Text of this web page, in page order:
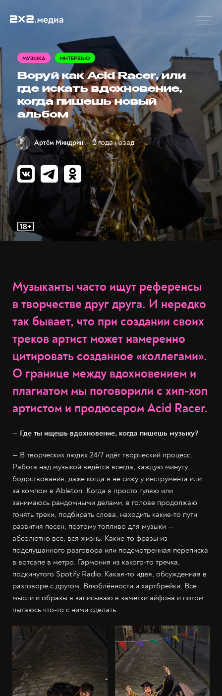
МУЗЫКА ИНТЕРВЬЮ
Воруй как Acid Racer, или
где искать вдохновение,
когда пишешь новый
альбом
Артём Миндрин — 2 года назад
Музыканты часто ищут референсы
в творчестве друг друга. И нередко
так бывает, что при создании своих
треков артист может намеренно
цитировать созданное «коллегами».
О границе между вдохновением и
плагиатом мы поговорили с хип-хоп
артистом и продюсером Acid Racer.
— Где ты ищешь вдохновение, когда пишешь музыку?
— В творческих людях 24/7 идёт творческий процесс.
Работа над музыкой ведётся всегда, каждую минуту
бодрствования, даже когда я не сижу у инструмента или
за компом в Ableton. Когда я просто гуляю или
занимаюсь рандомными делами, в голове продолжаю
гонять треки, подбирать слова, находить какие-то пути
развития песен, поэтому топливо для музыки —
абсолютно всё, вся жизнь. Какие-то фразы из
подслушанного разговора или подсмотренная переписка
в вотсапе в метро. Гармония из какого-то тречка,
подкинутого Spotify Radio. Какая-то идея, обсужденная в
разговоре с другом. Влюблённости и хартбрейки. Все
мысли и образы я записываю в заметки айфона и потом
пытаюсь что-то с ними сделать.